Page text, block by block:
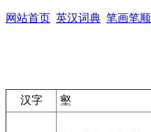
网站首页 英汉词典 笔画笔顺
汉字 壑